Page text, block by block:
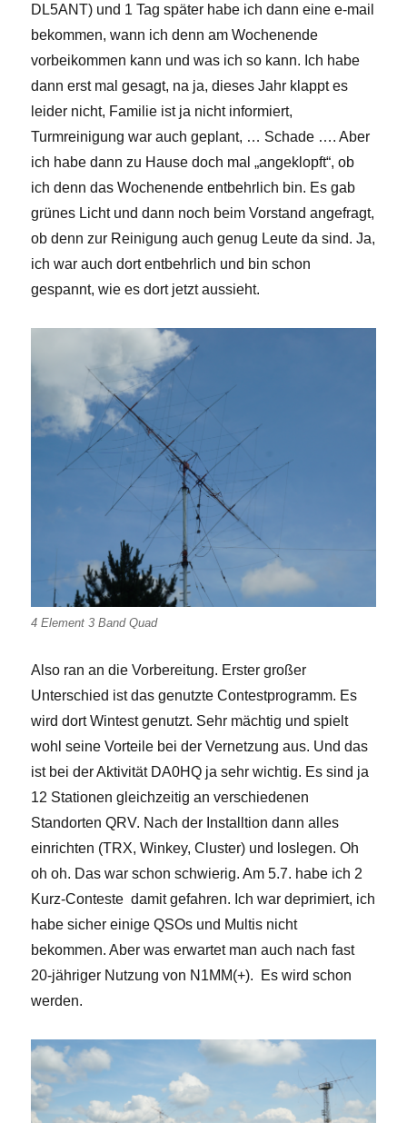
DL5ANT) und 1 Tag später habe ich dann eine e-mail
bekommen, wann ich denn am Wochenende
vorbeikommen kann und was ich so kann. Ich habe
dann erst mal gesagt, na ja, dieses Jahr klappt es
leider nicht, Familie ist ja nicht informiert,
Turmreinigung war auch geplant, … Schade …. Aber
ich habe dann zu Hause doch mal „angeklopft“, ob
ich denn das Wochenende entbehrlich bin. Es gab
grünes Licht und dann noch beim Vorstand angefragt,
ob denn zur Reinigung auch genug Leute da sind. Ja,
ich war auch dort entbehrlich und bin schon
gespannt, wie es dort jetzt aussieht.
4 Element 3 Band Quad
Also ran an die Vorbereitung. Erster großer
Unterschied ist das genutzte Contestprogramm. Es
wird dort Wintest genutzt. Sehr mächtig und spielt
wohl seine Vorteile bei der Vernetzung aus. Und das
ist bei der Aktivität DA0HQ ja sehr wichtig. Es sind ja
12 Stationen gleichzeitig an verschiedenen
Standorten QRV. Nach der Installtion dann alles
einrichten (TRX, Winkey, Cluster) und loslegen. Oh
oh oh. Das war schon schwierig. Am 5.7. habe ich 2
Kurz-Conteste damit gefahren. Ich war deprimiert, ich
habe sicher einige QSOs und Multis nicht
bekommen. Aber was erwartet man auch nach fast
20-jähriger Nutzung von N1MM(+). Es wird schon
werden.